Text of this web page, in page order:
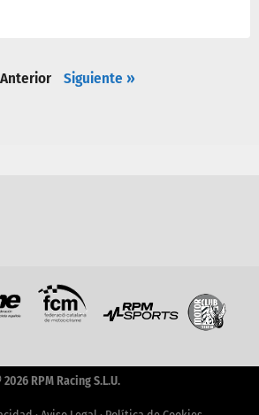
Siguiente »
2026 RPM Racing S.L.U.